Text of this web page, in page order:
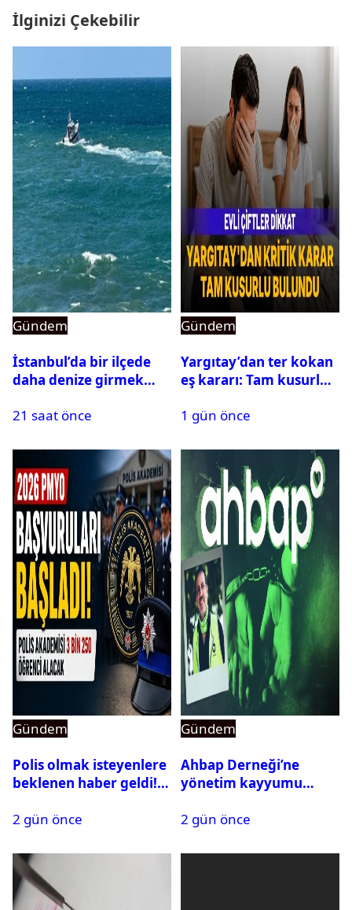
İlginizi Çekebilir
Gündem
İstanbul’da bir ilçede
daha denize girmek
21 saat önce
Gündem
Yargıtay’dan ter kokan
eş kararı: Tam kusurlu
1 gün önce
Gündem
Polis olmak isteyenlere
beklenen haber geldi!
2 gün önce
Gündem
Ahbap Derneği’ne
yönetim kayyumu
açıldı
2 gün önce